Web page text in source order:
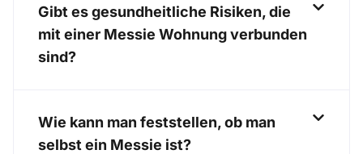
Gibt es gesundheitliche Risiken, die
mit einer Messie Wohnung verbunden
sind?
Wie kann man feststellen, ob man
selbst ein Messie ist?